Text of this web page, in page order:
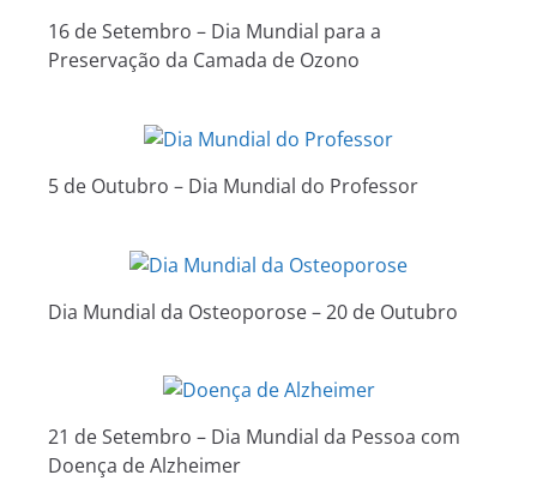
16 de Setembro – Dia Mundial para a
Preservação da Camada de Ozono
5 de Outubro – Dia Mundial do Professor
Dia Mundial da Osteoporose – 20 de Outubro
21 de Setembro – Dia Mundial da Pessoa com
Doença de Alzheimer